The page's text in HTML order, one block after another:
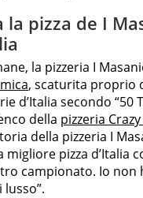
la pizza de I
la pizzeria I
, scaturita proprio
d’Italia secondo “50
della pizzeria
della pizzeria I
migliore pizza d’Italia
campionato. Io non